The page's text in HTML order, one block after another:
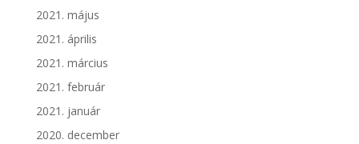
2021. május
2021. április
2021. március
2021. február
2021. január
2020. december